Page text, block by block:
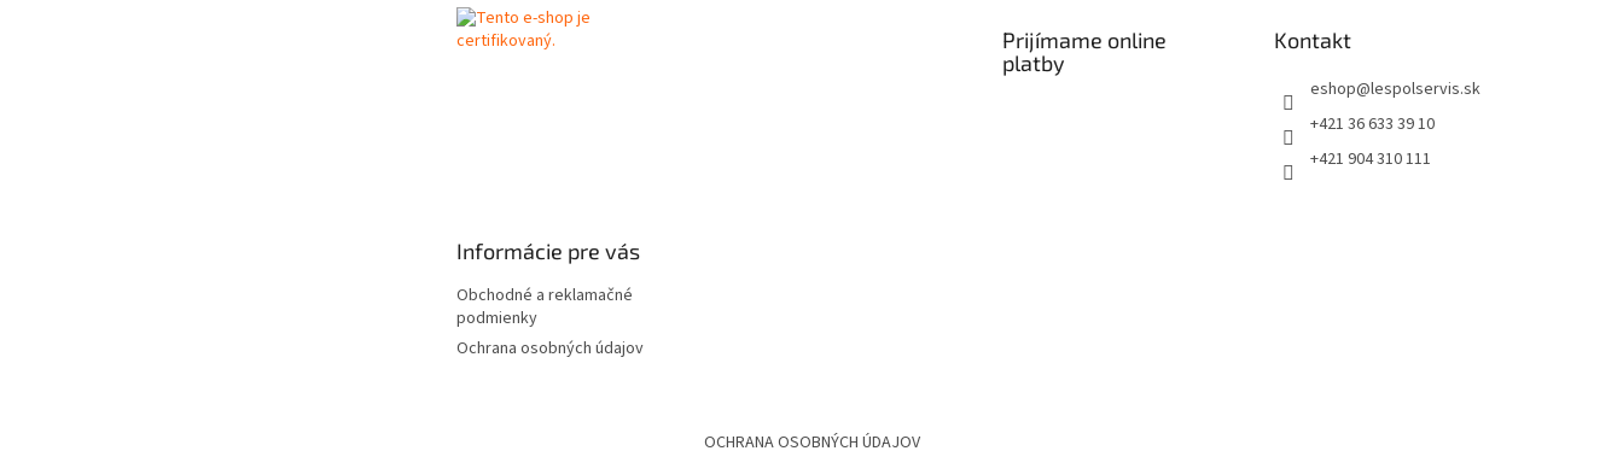
Prijímame online
platby
Kontakt
eshop@lespolservis.sk
+421 36 633 39 10
+421 904 310 111
Informácie pre vás
Obchodné a reklamačné
podmienky
Ochrana osobných údajov
OCHRANA OSOBNÝCH ÚDAJOV